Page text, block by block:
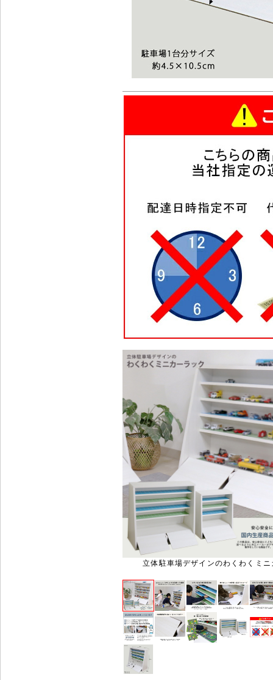
立体駐車場デザインのわくわくミ